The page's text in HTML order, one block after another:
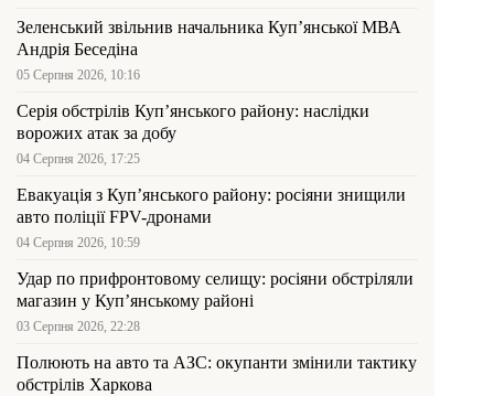
Зеленський звільнив начальника Купʼянської МВА
Андрія Беседіна
05 Серпня 2026, 10:16
Серія обстрілів Куп’янського району: наслідки
ворожих атак за добу
04 Серпня 2026, 17:25
Евакуація з Куп’янського району: росіяни знищили
авто поліції FPV-дронами
04 Серпня 2026, 10:59
Удар по прифронтовому селищу: росіяни обстріляли
магазин у Куп’янському районі
03 Серпня 2026, 22:28
Полюють на авто та АЗС: окупанти змінили тактику
обстрілів Харкова